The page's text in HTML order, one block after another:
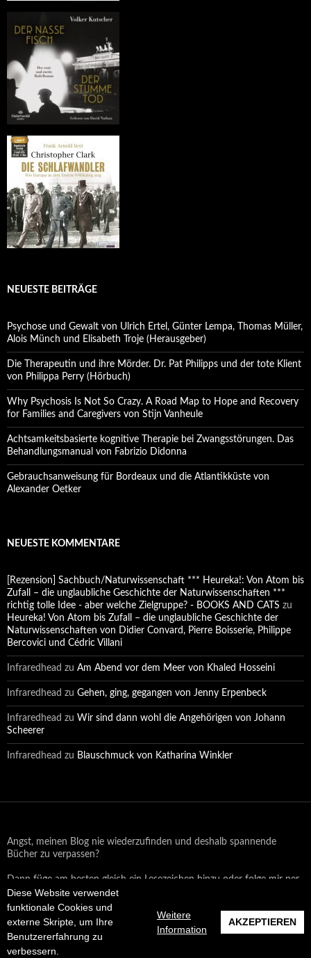
Diese Website verwendet
funktionale Cookies und
externe Skripte, um Ihre
Benutzererfahrung zu
verbessern.
Weitere
Information
AKZEPTIEREN
NEUESTE BEITRÄGE
Psychose und Gewalt von Ulrich Ertel, Günter Lempa, Thomas Müller,
Alois Münch und Elisabeth Troje (Herausgeber)
Die Therapeutin und ihre Mörder. Dr. Pat Philipps und der tote Klient
von Philippa Perry (Hörbuch)
Why Psychosis Is Not So Crazy. A Road Map to Hope and Recovery
for Families and Caregivers von Stijn Vanheule
Achtsamkeitsbasierte kognitive Therapie bei Zwangsstörungen. Das
Behandlungsmanual von Fabrizio Didonna
Gebrauchsanweisung für Bordeaux und die Atlantikküste von
Alexander Oetker
NEUESTE KOMMENTARE
[Rezension] Sachbuch/Naturwissenschaft *** Heureka!: Von Atom bis
Zufall – die unglaubliche Geschichte der Naturwissenschaften ***
richtig tolle Idee - aber welche Zielgruppe? - BOOKS AND CATS zu
Heureka! Von Atom bis Zufall – die unglaubliche Geschichte der
Naturwissenschaften von Didier Convard, Pierre Boisserie, Philippe
Bercovici und Cédric Villani
Infraredhead zu Am Abend vor dem Meer von Khaled Hosseini
Infraredhead zu Gehen, ging, gegangen von Jenny Erpenbeck
Infraredhead zu Wir sind dann wohl die Angehörigen von Johann
Scheerer
Infraredhead zu Blauschmuck von Katharina Winkler
Angst, meinen Blog nie wiederzufinden und deshalb spannende
Bücher zu verpassen?
Dann füge am besten gleich ein Lesezeichen hinzu oder folge mir per
Email oder auf Facebook!
Datenschutzerklärung